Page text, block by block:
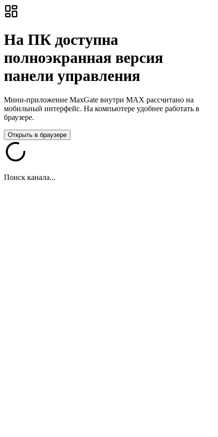
На ПК доступна
полноэкранная версия
панели управления
Мини-приложение MaxGate внутри MAX рассчитано на
мобильный интерфейс. На компьютере удобнее работать в
браузере.
Открыть в браузере
Поиск канала...